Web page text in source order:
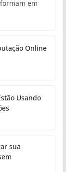
em
Online
Usando
sua